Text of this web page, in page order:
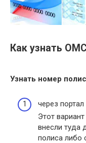
Как узнать
Узнать номер
через
Этот
внесли туда
полиса либо